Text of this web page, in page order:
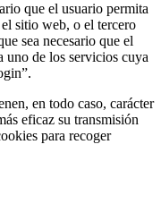
que el usuario permita
sitio web, o el tercero
sea necesario que el
uno de los servicios cuya
en todo caso, carácter
eficaz su transmisión
para recoger